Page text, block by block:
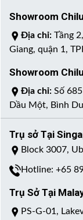
Showroom
Địa chỉ: Tầng
Giang, quận 1,
Showroom
Địa chỉ: Số
Dầu Một, Bình
Trụ sở Tại
Block 3007,
Hotline: +65
Trụ Sở Tại
PS-G-01,